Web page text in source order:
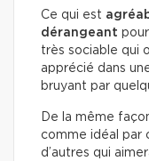
Ce qui est
dérangeant
très sociable qui
apprécié dans
bruyant par
De la même
comme idéal par
d’autres qui